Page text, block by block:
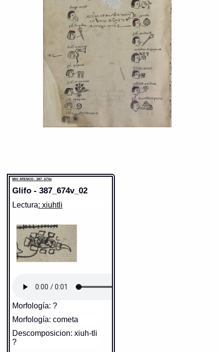
MH: ATENCO - 387_674v
Glifo - 387_674v_02
Lectura: xiuhtli
Morfología: ?
Morfología: cometa
Descomposicion: xiuh-tli
?